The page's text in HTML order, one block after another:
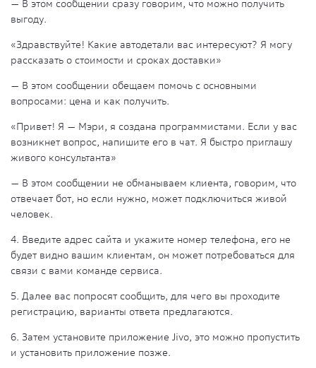
— В этом сообщении сразу говорим, что можно получить
выгоду.
«Здравствуйте! Какие автодетали вас интересуют? Я могу
рассказать о стоимости и сроках доставки»
— В этом сообщении обещаем помочь с основными
вопросами: цена и как получить.
«Привет! Я — Мэри, я создана программистами. Если у вас
возникнет вопрос, напишите его в чат. Я быстро приглашу
живого консультанта»
— В этом сообщении не обманываем клиента, говорим, что
отвечает бот, но если нужно, может подключиться живой
человек.
4. Введите адрес сайта и укажите номер телефона, его не
будет видно вашим клиентам, он может потребоваться для
связи с вами команде сервиса.
5. Далее вас попросят сообщить, для чего вы проходите
регистрацию, варианты ответа предлагаются.
6. Затем установите приложение Jivo, это можно пропустить
и установить приложение позже.